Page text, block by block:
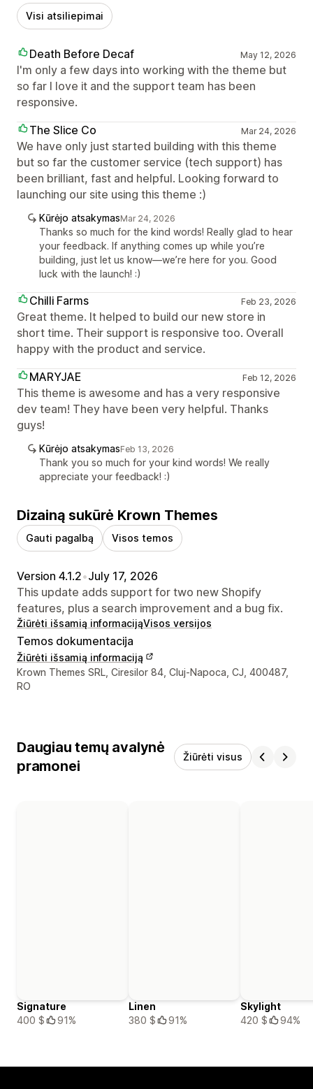
Visi atsiliepimai
Death Before Decaf May 12, 2026
I'm only a few days into working with the theme but
so far I love it and the support team has been
responsive.
The Slice Co
Mar 24, 2026
We have only just started building with this theme
but so far the customer service (tech support) has
been brilliant, fast and helpful. Looking forward to
launching our site using this theme :)
Kūrėjo atsakymasMar 24, 2026
Thanks so much for the kind words! Really glad to hear
your feedback. If anything comes up while you’re
building, just let us know—we’re here for you. Good
luck with the launch! :)
Chilli Farms Feb 23, 2026
Great theme. It helped to build our new store in
short time. Their support is responsive too. Overall
happy with the product and service.
MARYJAE
Feb 12, 2026
This theme is awesome and has a very responsive
dev team! They have been very helpful. Thanks
guys!
Kūrėjo atsakymasFeb 13, 2026
Thank you so much for your kind words! We really
appreciate your feedback! :)
Dizainą sukūrė Krown Themes
Gauti pagalbą Visos temos
Version 4.1.2•July 17, 2026
This update adds support for two new Shopify
features, plus a search improvement and a bug fix.
Žiūrėti išsamią informacijąVisos versijos
Temos dokumentacija
Žiūrėti išsamią informaciją
Kūrėjo kontaktiniai duomenys
Krown Themes SRL, Ciresilor 84, Cluj-Napoca, CJ, 400487,
RO
Daugiau temų avalynė
pramonei
Žiūrėti visus
Signature
400 $
91%
Linen
380 $
91%
Skylight
420 $
94%